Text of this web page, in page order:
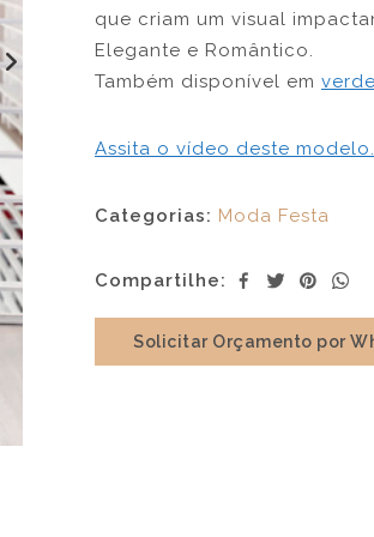
que criam um visual
Elegante e Romântico.
Também disponível em
Assita o vídeo deste modelo.
Categorias: Moda Festa
Compartilhe:
Solicitar Orçamento por